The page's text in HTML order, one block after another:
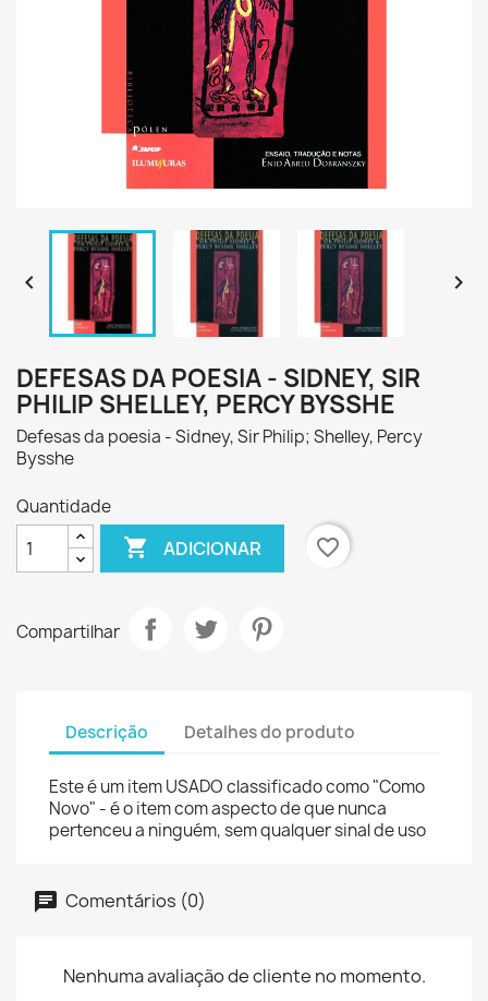
 
DEFESAS DA POESIA - SIDNEY, SIR
PHILIP SHELLEY, PERCY BYSSHE
Defesas da poesia - Sidney, Sir Philip; Shelley, Percy
Bysshe
Quantidade
 ADICIONAR favorite_border
Compartilhar
Descrição Detalhes do produto
Este é um item USADO classificado como "Como
Novo" - é o item com aspecto de que nunca
pertenceu a ninguém, sem qualquer sinal de uso
Comentários (0)
Nenhuma avaliação de cliente no momento.